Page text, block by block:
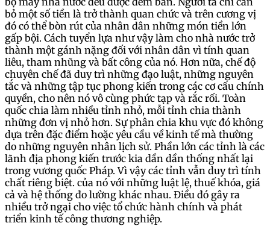
bỏ một số tiền là trở thành quan chức và trên cương vị
đó có thể bòn rút của nhân dân những món tiền lớn
gấp bội. Cách tuyển lựa như vậy làm cho nhà nước trở
thành một gánh nặng đối với nhân dân vì tính quan
liêu, tham nhũng và bất công của nó. Hơn nữa, chế độ
chuyên chế đã duy trì những đạo luật, những nguyên
tắc và những tập tục phong kiến trong các cơ cấu chính
quyền, cho nên nó vô cùng phức tạp và rắc rối. Toàn
quốc chia làm nhiều tỉnh nhỏ, mỗi tỉnh chia thành
những đơn vị nhỏ hơn. Sự phân chia khu vực đó không
dựa trên đặc điểm hoặc yêu cầu về kinh tế mà thường
do những nguyên nhân lịch sử. Phần lớn các tỉnh là các
lãnh địa phong kiến trước kia dần dần thống nhất lại
trong vương quốc Pháp. Vì vậy các tỉnh vẫn duy trì tính
chất riêng biệt. của nó với những luật lệ, thuế khóa, giá
cả và hệ thống đo lường khác nhau. Điều đó gây ra
nhiều trở ngại cho việc tổ chức hành chính và phát
triển kinh tế công thương nghiệp.